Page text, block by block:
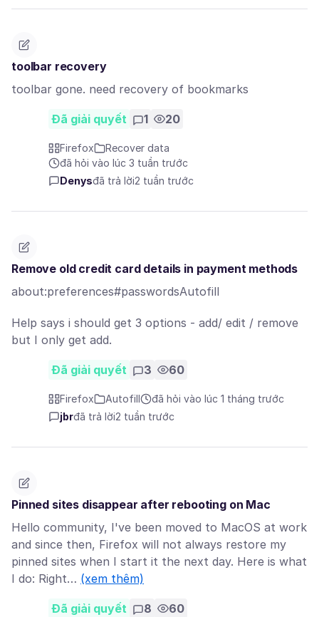
toolbar recovery
toolbar gone. need recovery of bookmarks
Đã giải quyết 1 20
Firefox
Recover data
đã hỏi vào lúc 3 tuần trước
Denysđã trả lời2 tuần trước
Remove old credit card details in payment methods
about:preferences#passwordsAutofill
Help says i should get 3 options - add/ edit / remove
but I only get add.
Đã giải quyết 3 60
Firefox Autofill
đã hỏi vào lúc 1 tháng trước
jbrđã trả lời2 tuần trước
Pinned sites disappear after rebooting on Mac
Hello community, I've been moved to MacOS at work
and since then, Firefox will not always restore my
pinned sites when I start it the next day. Here is what
I do: Right… (xem thêm)
Đã giải quyết 8 60